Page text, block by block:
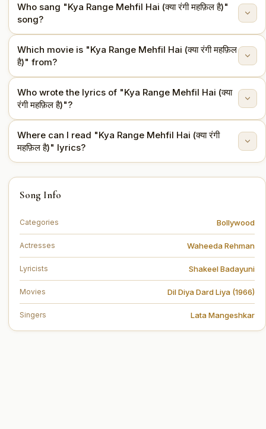
Who sang "Kya Range Mehfil Hai (क्या रंगी महफ़िल है)"
song?
"Kya Range Mehfil Hai (क्या रंगी महफ़िल है)" is sung by Lata
Mangeshkar.
Which movie is "Kya Range Mehfil Hai (क्या रंगी महफ़िल
है)" from?
This song is from the movie Dil Diya Dard Liya (1966).
Who wrote the lyrics of "Kya Range Mehfil Hai (क्या
रंगी महफ़िल है)"?
The lyrics are written by Shakeel Badayuni.
Where can I read "Kya Range Mehfil Hai (क्या रंगी
महफ़िल है)" lyrics?
You can read the full lyrics of "Kya Range Mehfil Hai
(क्या रंगी महफ़िल है)" on this page.
Song Info
Categories Bollywood
Actresses Waheeda Rehman
Lyricists Shakeel Badayuni
Movies Dil Diya Dard Liya (1966)
Singers Lata Mangeshkar